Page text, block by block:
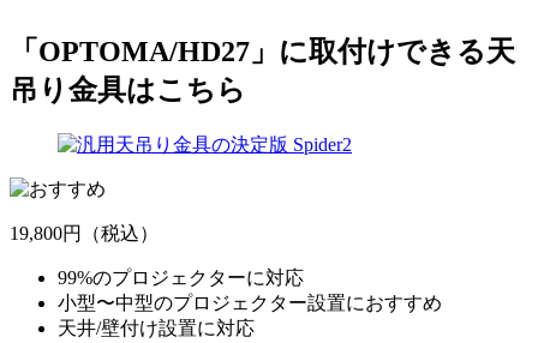
「OPTOMA/HD27」 に取付けできる天
吊り金具はこちら
19,800円 （税込）
99%のプロジェクターに対応
小型〜中型のプロジェクター設置におすすめ
天井/壁付け設置に対応